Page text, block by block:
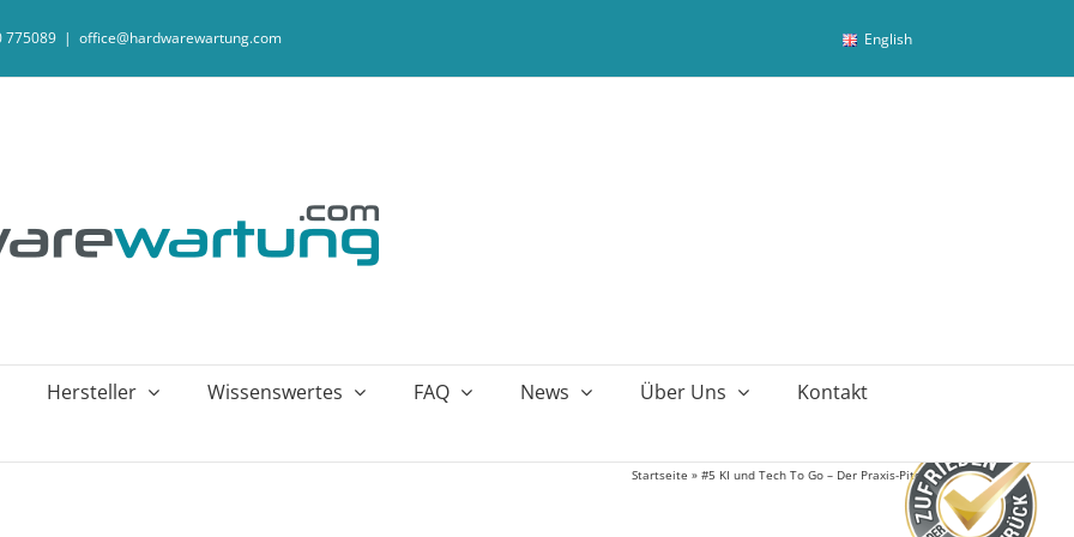
775089 | office@hardwarewartung.com English
Hersteller Wissenswertes FAQ News Über Uns Kontakt
Startseite » #5 KI und Tech To Go – Der Praxis-Pitch